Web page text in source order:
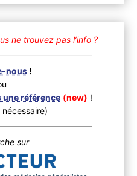
ne trouvez pas l’info ?
nous !
une référence (new) !
sur